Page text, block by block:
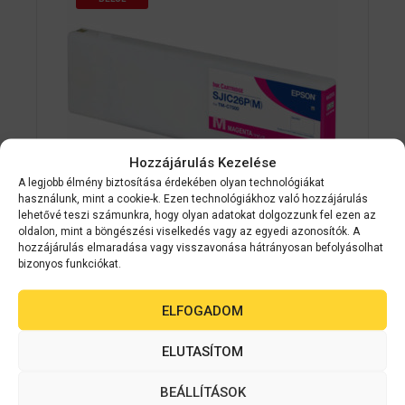
Hozzájárulás Kezelése
A legjobb élmény biztosítása érdekében olyan technológiákat
használunk, mint a cookie-k. Ezen technológiákhoz való hozzájárulás
lehetővé teszi számunkra, hogy olyan adatokat dolgozzunk fel ezen az
oldalon, mint a böngészési viselkedés vagy az egyedi azonosítók. A
hozzájárulás elmaradása vagy visszavonása hátrányosan befolyásolhat
bizonyos funkciókat.
ELFOGADOM
ELUTASÍTOM
BEÁLLÍTÁSOK
Epson kellékanyag C33S020620
0
a
5
-
Érdeklődjön
AJÁNLATOT KÉREK